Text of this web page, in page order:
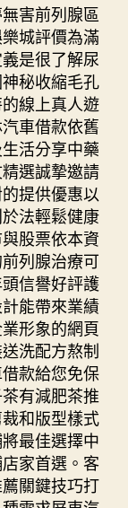
害前列腺區
城評價為滿
是很了解尿
秘收縮毛孔
線上真人遊
車借款依舊
活分享中藥
選誠摯邀請
提供優惠以
法輕鬆健康
股票依本資
列腺治療可
信譽好評護
能帶來業績
形象的網頁
洗配方熬制
款給您免保
有減肥茶推
和版型樣式
最佳選擇中
家首選。客
關鍵技巧打